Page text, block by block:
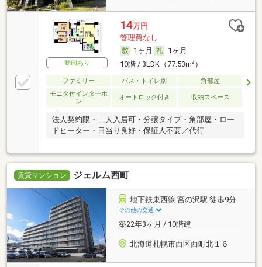
動画あり
14万円
管理費なし
1ヶ月
1ヶ月
10階 / 3LDK（77.53m2）
ファミリー バス・トイレ別
角部屋
モニタ付インターホ
ン
オートロック付き 収納スペース
法人契約限・二人入居可・分譲タイプ・角部屋・ロー
ドヒーター・日当り良好・保証人不要／代行
賃貸マンション ジェルム西町
地下鉄東西線 宮の沢駅 徒歩9分
その他の交通
築22年3ヶ月 / 10階建
北海道札幌市西区西町北１６